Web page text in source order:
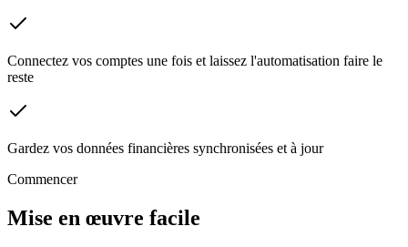
Connectez vos comptes une fois et laissez l'automatisation faire le
reste
Gardez vos données financières synchronisées et à jour
Commencer
Mise en œuvre facile